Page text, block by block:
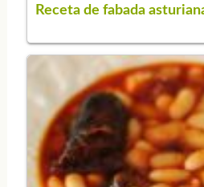
Receta de fabada